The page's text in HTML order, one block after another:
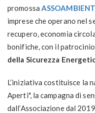
promossa
imprese che operano nel
recupero, economia
bonifiche, con il
della Sicurezza
L’iniziativa costituisce la
Aperti", la campagna di
dall’Associazione dal